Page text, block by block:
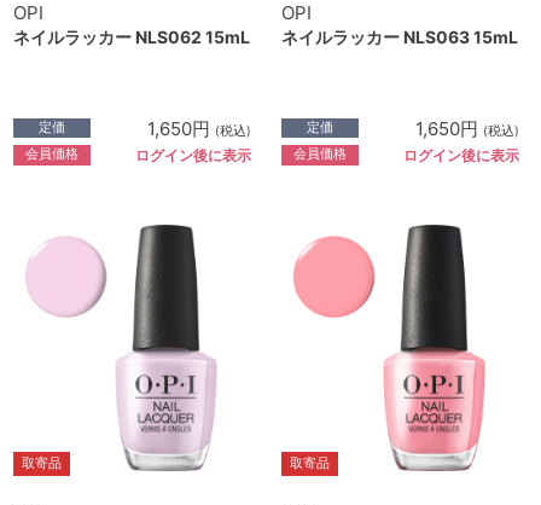
OPI
ネイルラッカー NLS062 15mL
定価 1,650円 (税込)
会員価格 ログイン後に表示
OPI
ネイルラッカー NLS063 15mL
定価 1,650円 (税込)
会員価格 ログイン後に表示
取寄品 取寄品